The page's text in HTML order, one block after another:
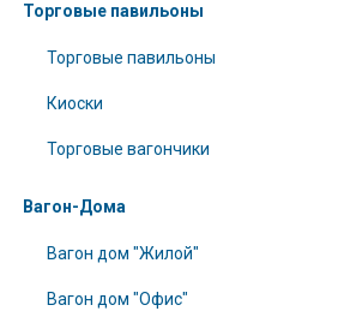
Торговые павильоны
Торговые павильоны
Киоски
Торговые вагончики
Вагон-Дома
Вагон дом "Жилой"
Вагон дом "Офис"